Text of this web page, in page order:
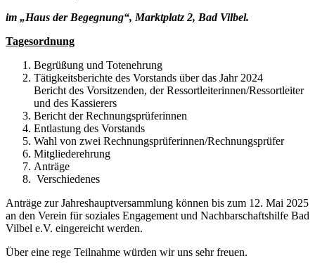
im „Haus der Begegnung“, Marktplatz 2, Bad Vilbel.
Tagesordnung
Begrüßung und Totenehrung
Tätigkeitsberichte des Vorstands über das Jahr 2024
Bericht des Vorsitzenden, der Ressortleiterinnen/Ressortleiter
und des Kassierers
Bericht der Rechnungsprüferinnen
Entlastung des Vorstands
Wahl von zwei Rechnungsprüferinnen/Rechnungsprüfer
Mitgliederehrung
Anträge
Verschiedenes
Anträge zur Jahreshauptversammlung können bis zum 12. Mai 2025
an den Verein für soziales Engagement und Nachbarschaftshilfe Bad
Vilbel e.V. eingereicht werden.
Über eine rege Teilnahme würden wir uns sehr freuen.